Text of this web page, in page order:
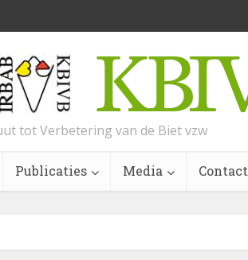
tot Verbetering van de Biet vzw
Publicaties Media Contact